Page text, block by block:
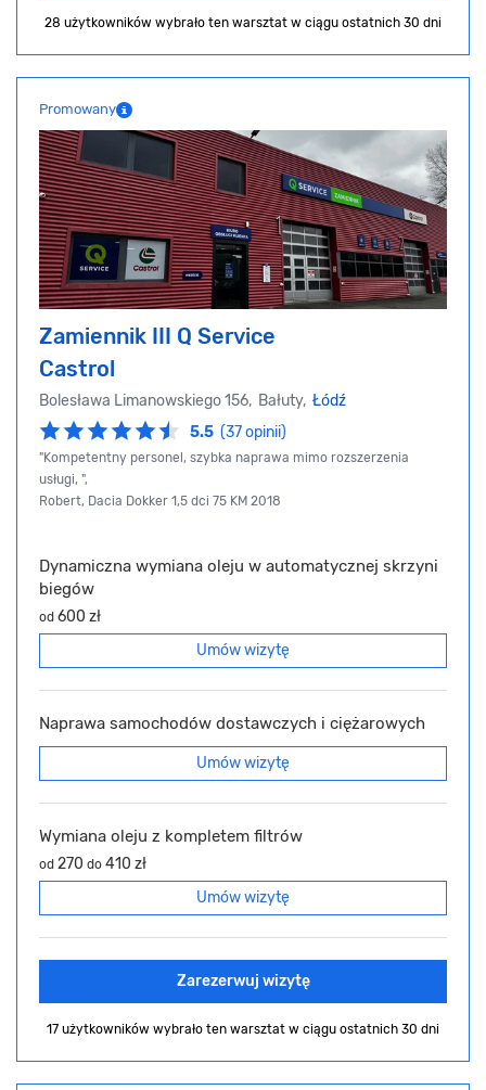
28 użytkowników wybrało ten warsztat w ciągu ostatnich 30 dni
Promowany
Zamiennik III Q Service
Castrol
Bolesława Limanowskiego 156, Bałuty, Łódź
5.5 (37 opinii)
"Kompetentny personel, szybka naprawa mimo rozszerzenia
usługi, ",
Robert, Dacia Dokker 1,5 dci 75 KM 2018
Dynamiczna wymiana oleju w automatycznej skrzyni
biegów
od 600 zł
Umów wizytę
Naprawa samochodów dostawczych i ciężarowych
Umów wizytę
Wymiana oleju z kompletem filtrów
od 270 do 410 zł
Umów wizytę
Zarezerwuj wizytę
17 użytkowników wybrało ten warsztat w ciągu ostatnich 30 dni